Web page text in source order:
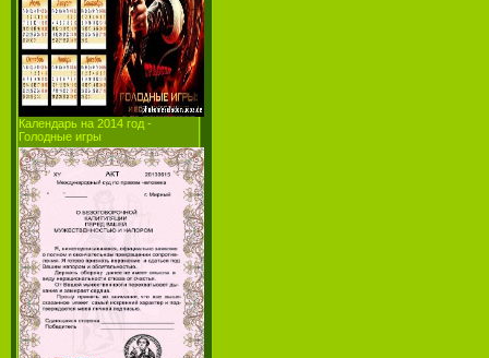
Календарь на 2014 год -
Голодные игры